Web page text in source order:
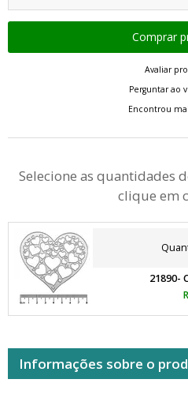
Avaliar
Perguntar ao
Encontrou
Selecione as quantidades
clique em
21890-
Informações sobre o